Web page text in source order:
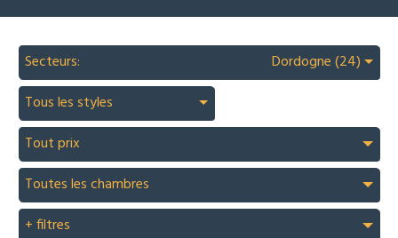
Secteurs:
Dordogne (24)
Tous les styles
Tout prix
Toutes les chambres
+ filtres